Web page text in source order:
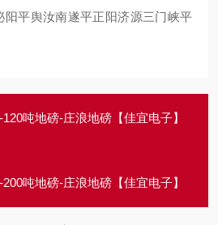
阳平舆汝南遂平正阳济源三门峡平
吨地磅-庄浪地磅【佳宜电子】
吨地磅-庄浪地磅【佳宜电子】